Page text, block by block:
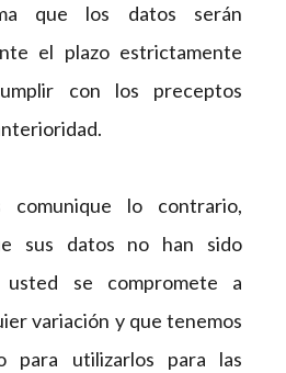
que los datos serán
el plazo estrictamente
con los preceptos
lo contrario,
sus datos no han sido
usted se compromete a
variación y que tenemos
para utilizarlos para las